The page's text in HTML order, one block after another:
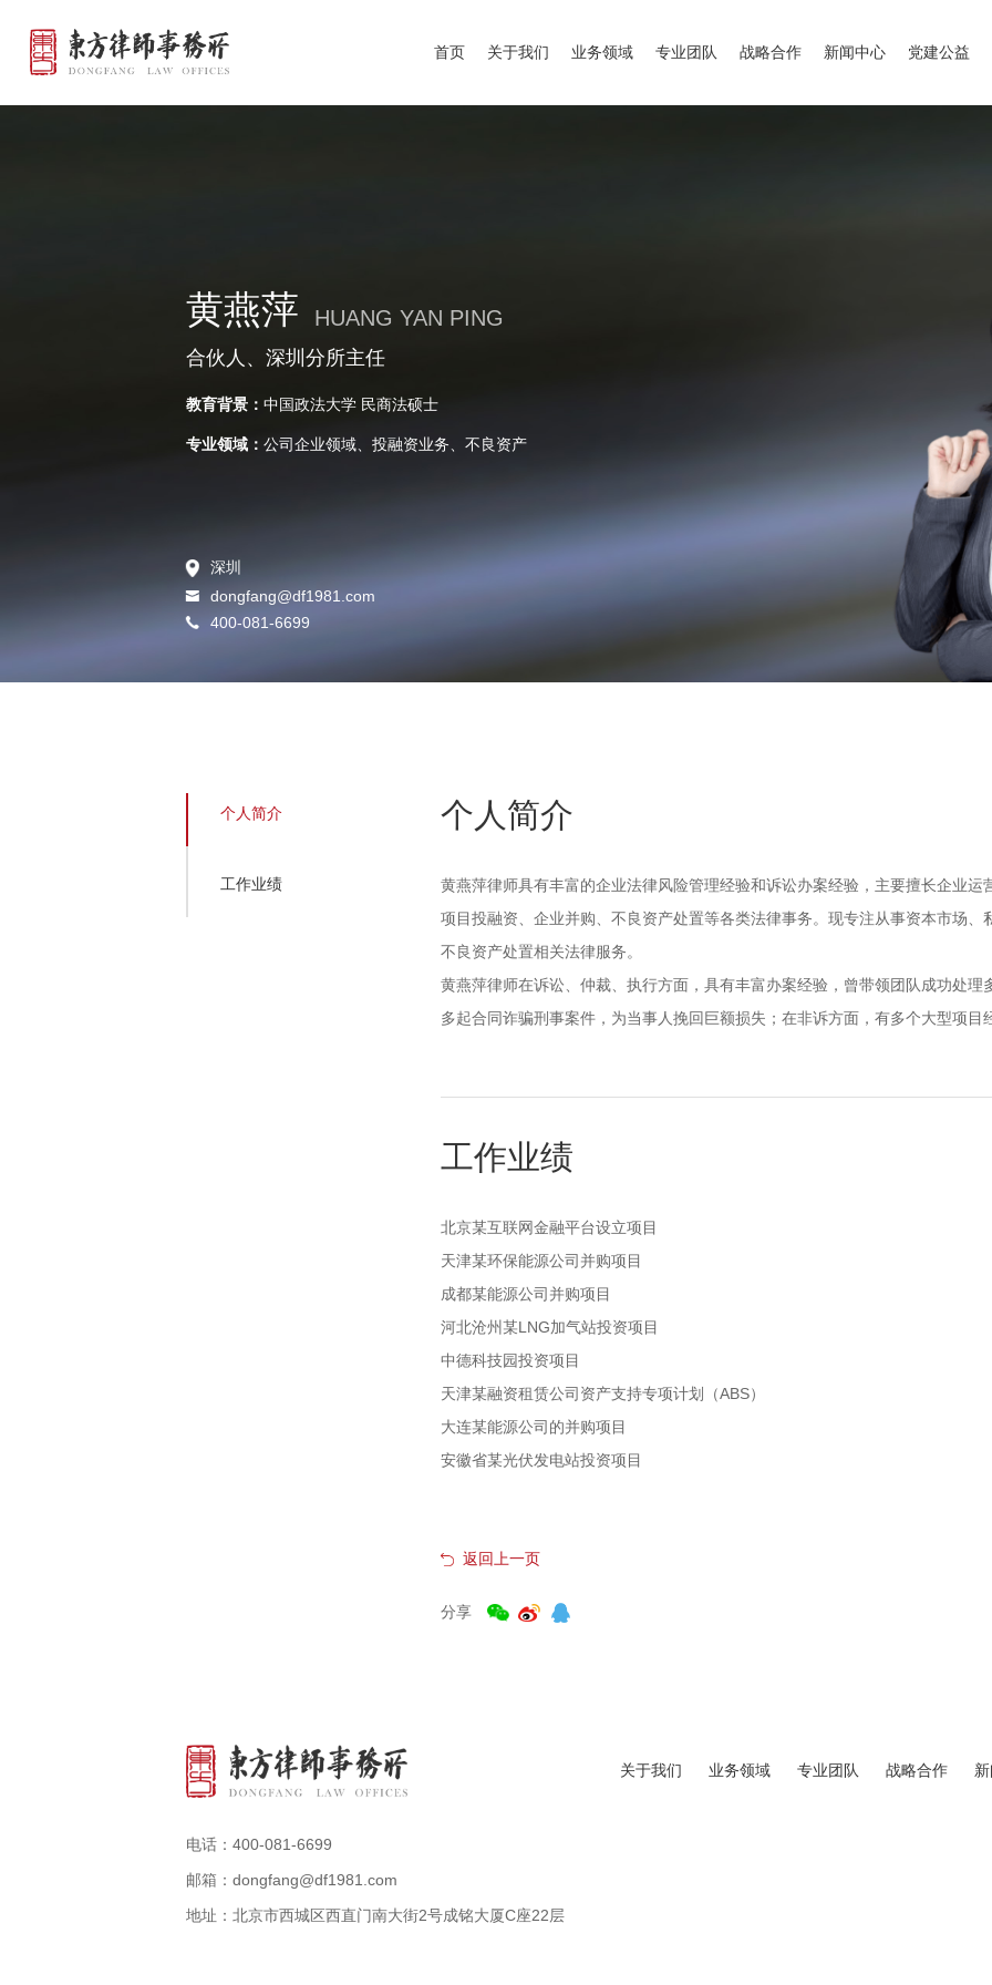
首页 关于我们 业务领域 专业团队 战略合作 新闻中心 党建公益
黄燕萍 HUANG YAN PING
合伙人、深圳分所主任
教育背景： 中国政法大学 民商法硕士
专业领域： 公司企业领域、投融资业务、不良资产
深圳
dongfang@df1981.com
400-081-6699
个人简介
工作业绩
个人简介
黄燕萍律师具有丰富的企业法律风险管理经验和诉讼办案经验，主要擅长企业
项目投融资、企业并购、不良资产处置等各类法律事务。现专注从事资本市场
不良资产处置相关法律服务。
黄燕萍律师在诉讼、仲裁、执行方面，具有丰富办案经验，曾带领团队成功处
多起合同诈骗刑事案件，为当事人挽回巨额损失；在非诉方面，有多个大型项目
工作业绩
北京某互联网金融平台设立项目
天津某环保能源公司并购项目
成都某能源公司并购项目
河北沧州某LNG加气站投资项目
中德科技园投资项目
天津某融资租赁公司资产支持专项计划（ABS）
大连某能源公司的并购项目
安徽省某光伏发电站投资项目
返回上一页
分享
关于我们 业务领域 专业团队 战略合作
电话：400-081-6699
邮箱：dongfang@df1981.com
地址：北京市西城区西直门南大街2号成铭大厦C座22层